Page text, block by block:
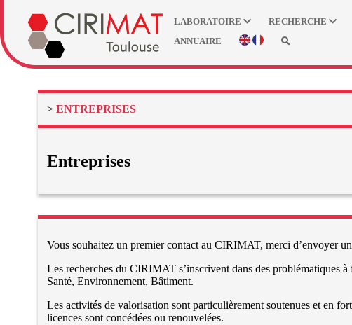
LABORATOIRE RECHERCHE
ANNUAIRE
>ENTREPRISES
Entreprises
Vous souhaitez un premier contact au CIRIMAT, merci d’envoyer
Les recherches du CIRIMAT s’inscrivent dans des problématiques
Santé, Environnement, Bâtiment.
Les activités de valorisation sont particulièrement soutenues et en
licences sont concédées ou renouvelées.